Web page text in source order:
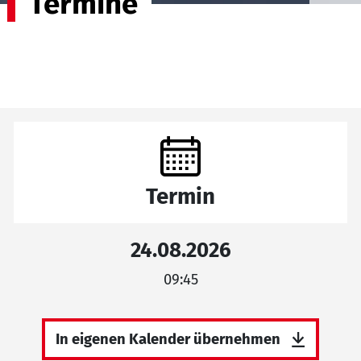
Termin
24.08.2026
09:45
In eigenen Kalender übernehmen